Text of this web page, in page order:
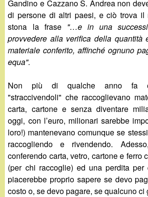
i
n
o
.
i
t
c
a
Gandino e Cazzano S. Andrea non
di persone di altri paesi, e ciò trova il
stona la frase "…e in una
provvedere alla verifica della quantità
materiale conferito, affinché ognuno
equa".
Non più di qualche anno fa
"straccivendoli" che raccoglievano
carta, cartone e senza diventare
oggi, con l’euro, milionari sarebbe
loro!) mantenevano comunque se
raccogliendo e rivendendo.
conferendo carta, vetro, cartone e ferro
(per chi raccoglie) ed una perdita per
piacerebbe proprio sapere se devo
costo o, se devo pagare, se qualcuno ci